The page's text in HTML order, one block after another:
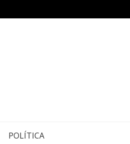
Flipelô
POLÍTICA